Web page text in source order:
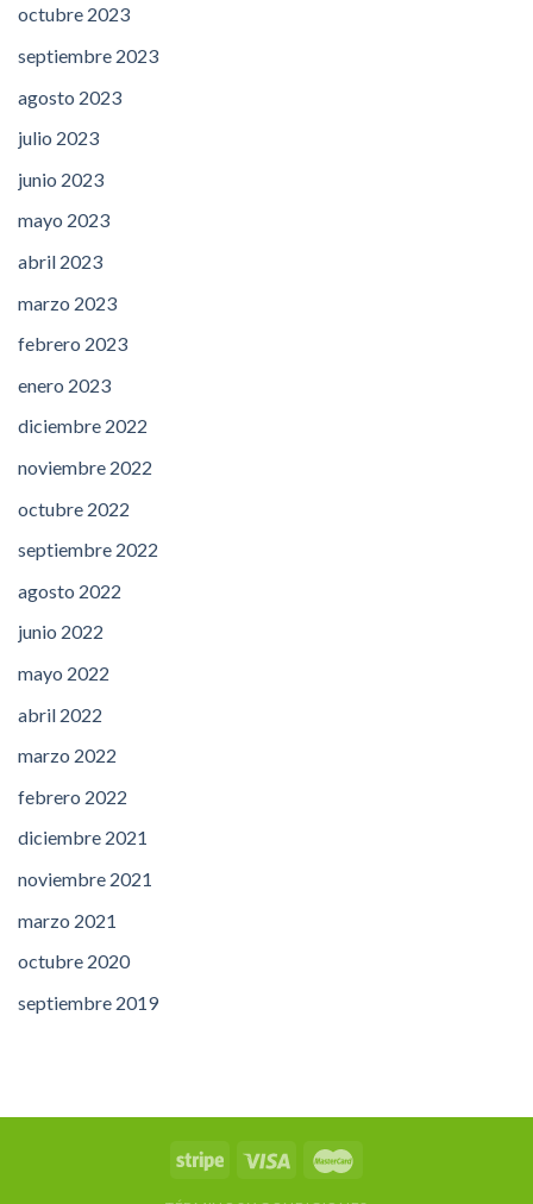
octubre 2023
septiembre 2023
agosto 2023
julio 2023
junio 2023
mayo 2023
abril 2023
marzo 2023
febrero 2023
enero 2023
diciembre 2022
noviembre 2022
octubre 2022
septiembre 2022
agosto 2022
junio 2022
mayo 2022
abril 2022
marzo 2022
febrero 2022
diciembre 2021
noviembre 2021
marzo 2021
octubre 2020
septiembre 2019